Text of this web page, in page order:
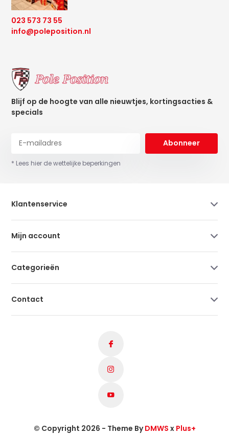
023 573 73 55
info@poleposition.nl
Blijf op de hoogte van alle nieuwtjes, kortingsacties &
specials
Abonneer
* Lees hier de wettelijke beperkingen
Klantenservice
Mijn account
Categorieën
Contact
© Copyright 2026 - Theme ByDMWS x Plus+